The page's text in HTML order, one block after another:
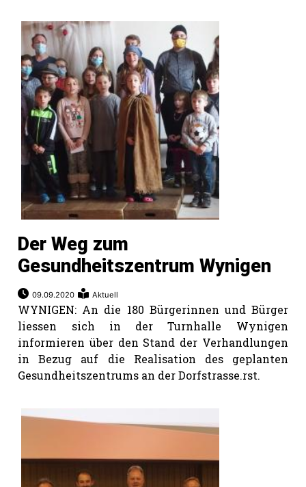
Der Weg zum
Gesundheitszentrum Wynigen
09.09.2020 Aktuell
WYNIGEN: An die 180 Bürgerinnen und Bürger
liessen sich in der Turnhalle Wynigen
informieren über den Stand der Verhandlungen
in Bezug auf die Realisation des geplanten
Gesundheitszentrums an der Dorfstrasse.rst.